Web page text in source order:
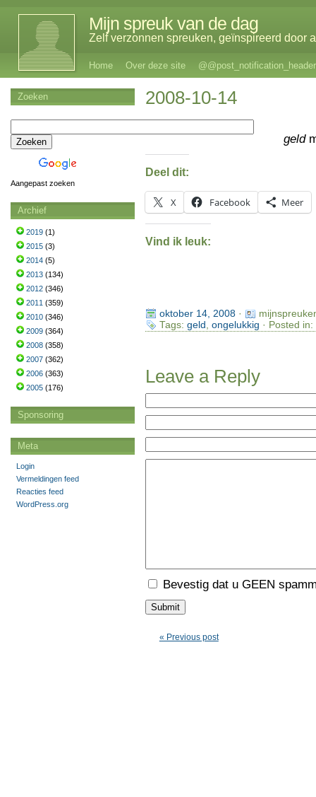
Mijn spreuk van de dag
Zelf verzonnen spreuken, geïnspireerd door
Home Over deze site @@post_notification_header
2008-10-14
geld
Deel dit:
X Facebook Meer
Vind ik leuk:
oktober 14, 2008·
Tags: geld ongelukkig · Posted in:
Leave a Reply
Bevestig dat u GEEN
« Previous post
Zoeken
Aangepast zoeken
Archief
2019 (1)
2015 (3)
2014 (5)
2013 (134)
2012 (346)
2011 (359)
2010 (346)
2009 (364)
2008 (358)
2007 (362)
2006 (363)
2005 (176)
Sponsoring
Meta
Login
Vermeldingen feed
Reacties feed
WordPress.org